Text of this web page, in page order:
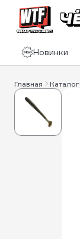
Новинки
Главная Каталог